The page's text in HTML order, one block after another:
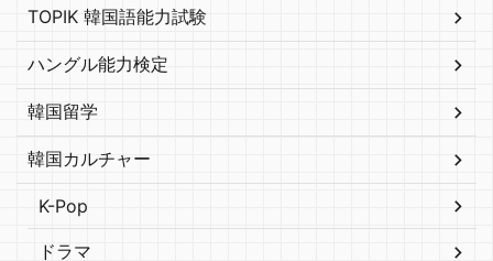
TOPIK 韓国語能力試験
ハングル能力検定
韓国留学
韓国カルチャー
K-Pop
ドラマ